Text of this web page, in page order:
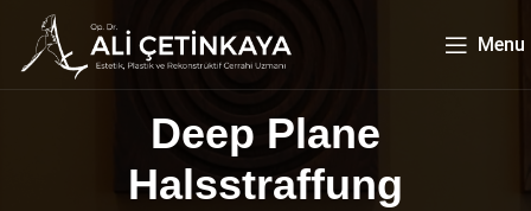
Menu
Deep Plane
Halsstraffung